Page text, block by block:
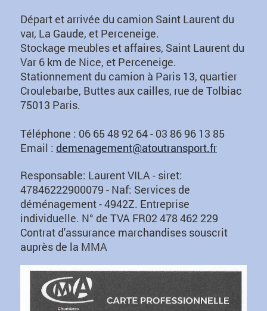
Départ et arrivée du camion Saint Laurent du
var, La Gaude, et Perceneige.
Stockage meubles et affaires, Saint Laurent du
Var 6 km de Nice, et Perceneige.
Stationnement du camion à Paris 13, quartier
Croulebarbe, Buttes aux cailles, rue de Tolbiac
75013 Paris.
Téléphone : 06 65 48 92 64 - 03 86 96 13 85
Email : demenagement@atoutransport.fr
Responsable: Laurent VILA - siret:
47846222900079 - Naf: Services de
déménagement - 4942Z. Entreprise
individuelle. N° de TVA FR02 478 462 229
Contrat d'assurance marchandises souscrit
auprès de la MMA